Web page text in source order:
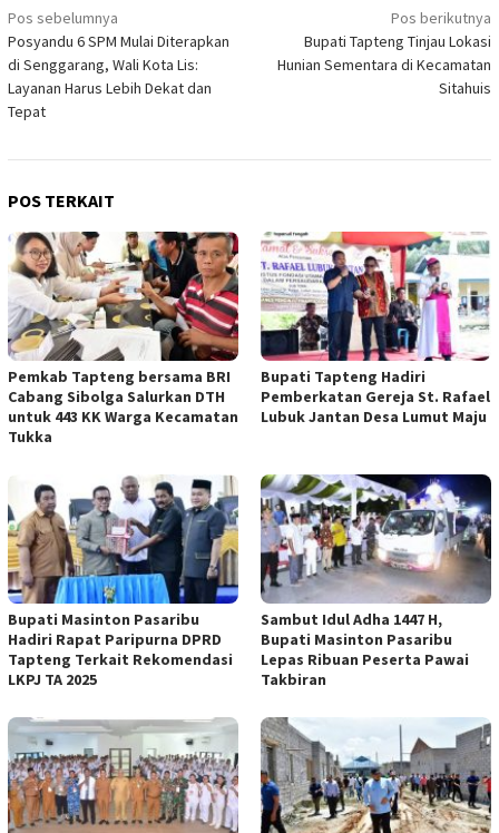
Navigasi
pos
Pos sebelumnya
Posyandu 6 SPM Mulai Diterapkan
di Senggarang, Wali Kota Lis:
Layanan Harus Lebih Dekat dan
Tepat
Pos berikutnya
Bupati Tapteng Tinjau Lokasi
Hunian Sementara di Kecamatan
Sitahuis
POS TERKAIT
Pemkab Tapteng bersama BRI
Cabang Sibolga Salurkan DTH
untuk 443 KK Warga Kecamatan
Tukka
Bupati Tapteng Hadiri
Pemberkatan Gereja St. Rafael
Lubuk Jantan Desa Lumut Maju
Bupati Masinton Pasaribu
Hadiri Rapat Paripurna DPRD
Tapteng Terkait Rekomendasi
LKPJ TA 2025
Sambut Idul Adha 1447 H,
Bupati Masinton Pasaribu
Lepas Ribuan Peserta Pawai
Takbiran